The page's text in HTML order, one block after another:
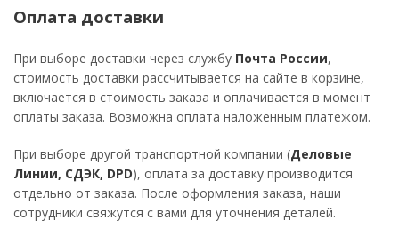
Оплата доставки
При выборе доставки через службу Почта России,
стоимость доставки рассчитывается на сайте в корзине,
включается в стоимость заказа и оплачивается в момент
оплаты заказа. Возможна оплата наложенным платежом.
При выборе другой транспортной компании (Деловые
Линии, СДЭК, DPD), оплата за доставку производится
отдельно от заказа. После оформления заказа, наши
сотрудники свяжутся с вами для уточнения деталей.